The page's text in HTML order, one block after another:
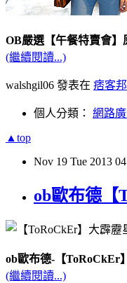
OB嚴選【午餐特賣會】
(繼續閱讀...)
walshgil06 發表在 痞客邦
個人分類： 網路
▲top
Nov 19 Tue 2013
ob歐布德【
ob歐布德-【ToRoCkEr
(繼續閱讀...)